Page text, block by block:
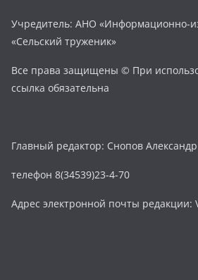
Учредитель: АНО «Информационно-
«Сельский труженик»
Все права защищены © При
ссылка обязательна
Главный редактор: Снопов
телефон 8(34539)23-4-70
Адрес электронной почты редакции: